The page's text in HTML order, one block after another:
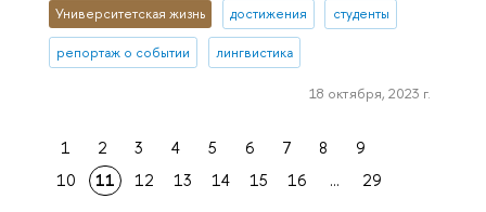
Университетская жизнь достижения студенты
репортаж о событии лингвистика
18 октября, 2023 г.
1 2 3 4 5 6 7 8
9
10
11 12 13 14 15 16 ... 29